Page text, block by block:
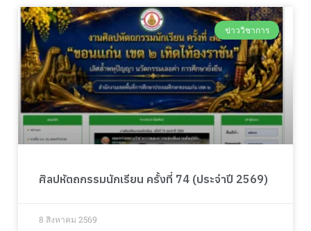
ข่าววิชาการ
ศิลปหัตถกรรมนักเรียน ครั้งที่ 74 (ประจำปี 2569)
8 สิงหาคม 2569